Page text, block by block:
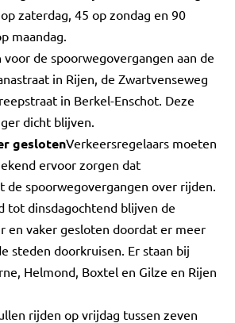
zaterdag, 45 op zondag en 90
maandag.
de spoorwegovergangen aan de
in Rijen, de Zwartvenseweg
in Berkel-Enschot. Deze
dicht blijven.
geslotenVerkeersregelaars moeten
ervoor zorgen dat
de spoorwegovergangen over rijden.
tot dinsdagochtend blijven de
en vaker gesloten doordat er meer
steden doorkruisen. Er staan bij
Helmond, Boxtel en Gilze en Rijen
rijden op vrijdag tussen zeven